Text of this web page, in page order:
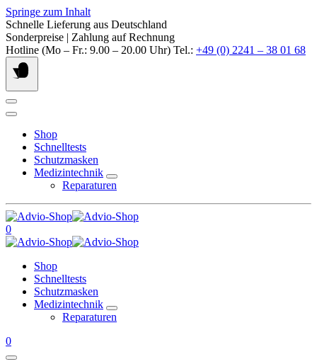
Springe zum Inhalt
Schnelle Lieferung aus Deutschland
Sonderpreise | Zahlung auf Rechnung
Hotline (Mo – Fr.: 9.00 – 20.00 Uhr) Tel.: +49 (0) 2241 – 38 01 68
Shop
Schnelltests
Schutzmasken
Medizintechnik
Reparaturen
0
Shop
Schnelltests
Schutzmasken
Medizintechnik
Reparaturen
0